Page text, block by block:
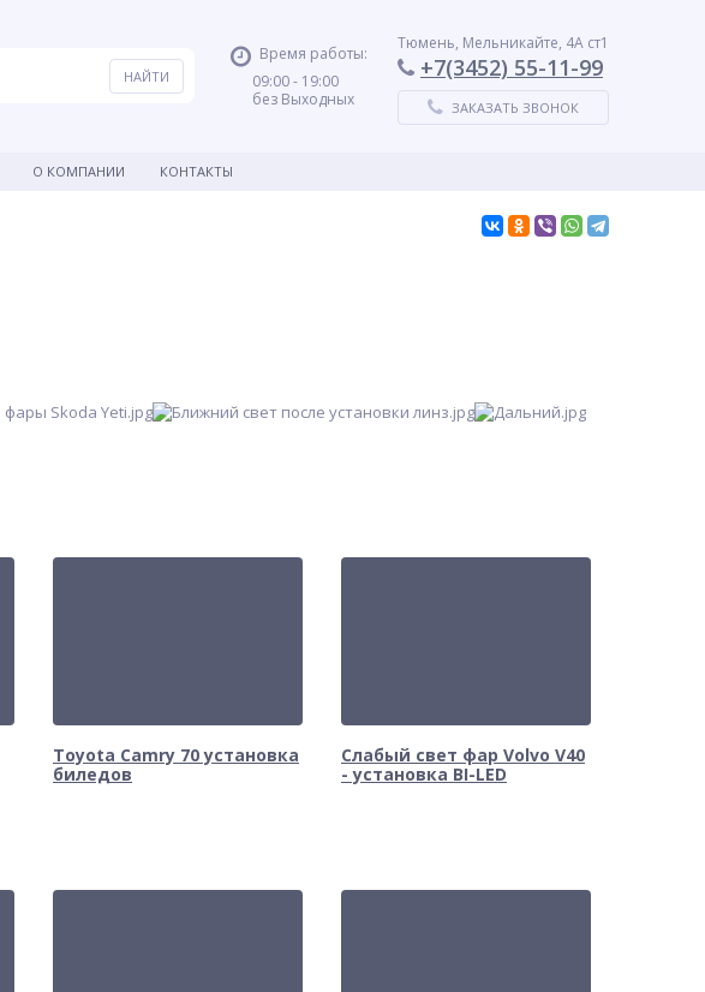
Время работы:
09:00 - 19:00
без Выходных
Тюмень, Мельникайте, 4А ст1
+7(3452) 55-11-99
ЗАКАЗАТЬ ЗВОНОК
О КОМПАНИИ КОНТАКТЫ
Toyota Camry 70 установка
биледов
Слабый свет фар Volvo V40
- установка BI-LED